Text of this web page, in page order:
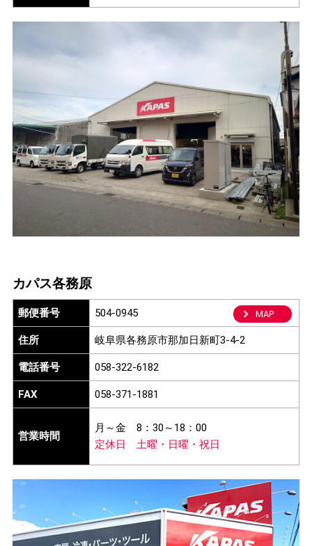
カパス各務原
郵便番号 504-0945 MAP
住所 岐阜県各務原市那加日新町3-4-2
電話番号 058-322-6182
FAX 058-371-1881
営業時間
月～金
8：30～18：00
定休日
土曜・日曜・祝日